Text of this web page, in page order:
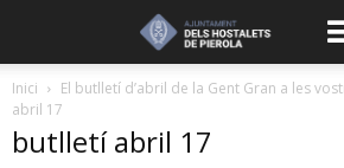
Inici El butlletí d’abril de la Gent Gran a les
abril 17
butlletí abril 17